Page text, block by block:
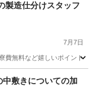
製造仕分けスタッフ
7月7日
費無料など嬉しいポイント
中敷きについての加